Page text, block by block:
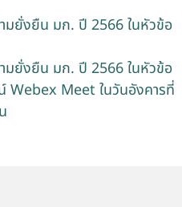
มยั่งยืน มก. ปี 2566 ในหัวข้อ
มยั่งยืน มก. ปี 2566 ในหัวข้อ
Webex Meet ในวันอังคารที่